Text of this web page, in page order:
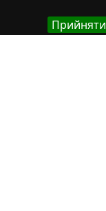
Прийняти